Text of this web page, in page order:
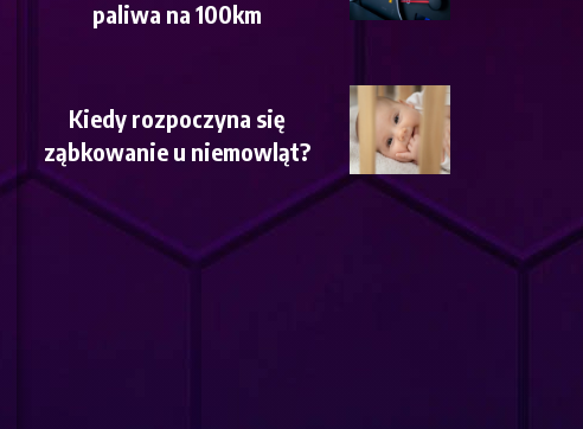
paliwa na 100km
Kiedy rozpoczyna się
ząbkowanie u niemowląt?